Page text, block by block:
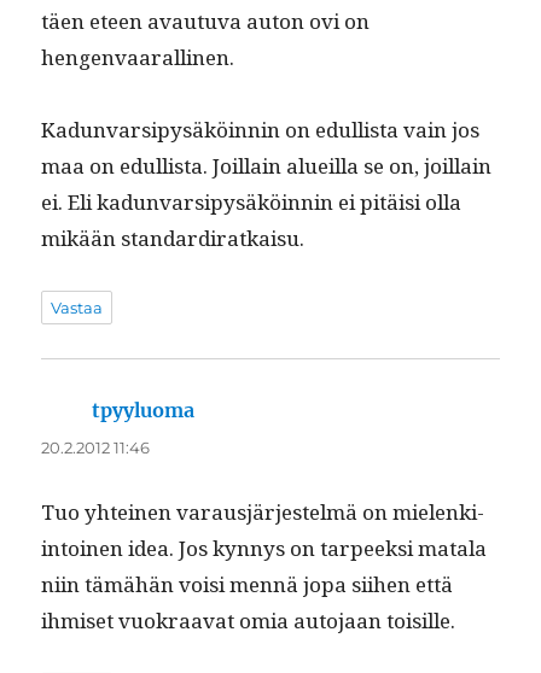
täen eteen avau­tu­va auton ovi on
hengenvaarallinen.
Kadun­var­sipysäköin­nin on edullista vain jos
maa on edullista. Joil­lain alueil­la se on, joil­lain
ei. Eli kadun­var­sipysäköin­nin ei pitäisi olla
mikään standardiratkaisu.
Vastaa
tpyyluoma
20.2.2012 11:46
Tuo yhteinen varausjär­jestelmä on mie­lenki­
in­toinen idea. Jos kyn­nys on tarpeek­si mata­la
niin tämähän voisi men­nä jopa siihen että
ihmiset vuokraa­vat omia auto­jaan toisille.